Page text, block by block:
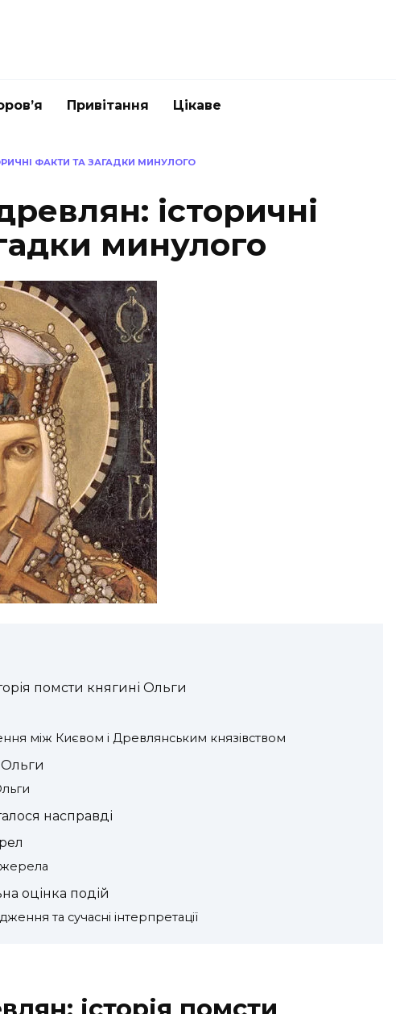
Привітання Цікаве
ФАКТИ ТА ЗАГАДКИ МИНУЛОГО
історичні
минулого
помсти княгині Ольги
між Києвом і Древлянським князівством
насправді
оцінка подій
та сучасні інтерпретації